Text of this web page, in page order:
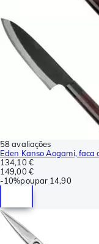
58 avaliações
Eden Kanso Aogami, faca
134,10 €
149,00 €
-10%poupar 14,90